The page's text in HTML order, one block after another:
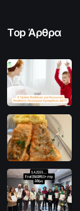
Top Άρθρα